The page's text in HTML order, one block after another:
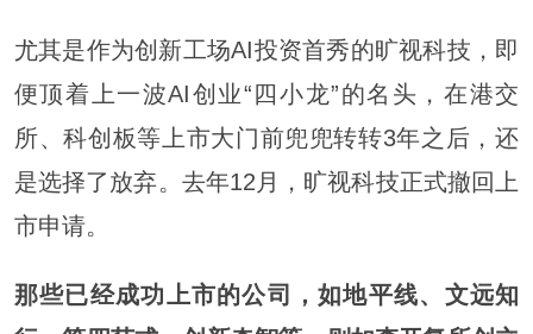
尤其是作为创新工场AI投资首秀的旷视科技，即
便顶着上一波AI创业“四小龙”的名头，在港交
所、科创板等上市大门前兜兜转转3年之后，还
是选择了放弃。去年12月，旷视科技正式撤回上
市申请。
那些已经成功上市的公司，如地平线、文远知